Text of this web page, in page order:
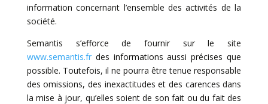
information concernant l’ensemble des activités de la
société.
Semantis s’efforce de fournir sur le site
www.semantis.frdes informations aussi précises que
possible. Toutefois, il ne pourra être tenue responsable
des omissions, des inexactitudes et des carences dans
la mise à jour, qu’elles soient de son fait ou du fait des